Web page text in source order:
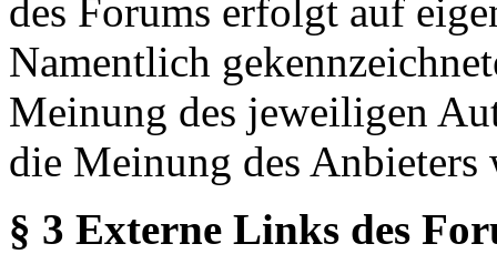
des Forums erfolgt auf
Namentlich
Meinung des jeweiligen
die Meinung des Anbieters
§ 3 Externe Links des